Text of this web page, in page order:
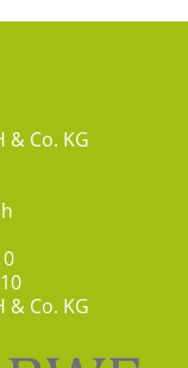
Co. KG
Co. KG